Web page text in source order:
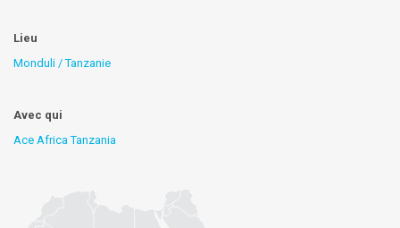
Lieu
Monduli / Tanzanie
Avec qui
Ace Africa Tanzania